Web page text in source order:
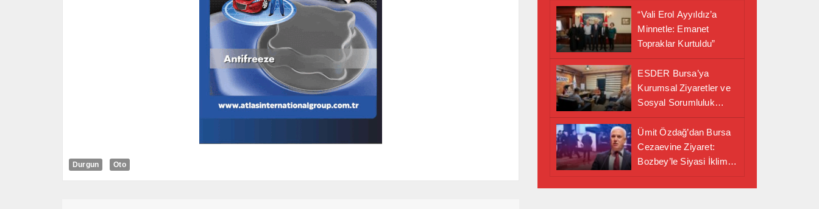
Durgun Oto
“Vali Erol Ayyıldız’a
Minnetle: Emanet
Topraklar Kurtuldu”
ESDER Bursa’ya
Kurumsal Ziyaretler ve
Sosyal Sorumluluk
Alanında Önemli İş
Birliği Adımı
Ümit Özdağ’dan Bursa
Cezaevine Ziyaret:
Bozbey’le Siyasi İklim